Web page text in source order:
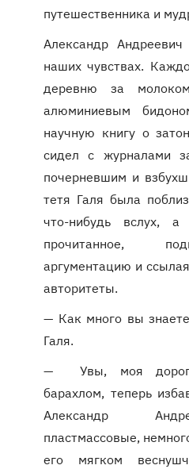
путешественника и
Александр
наших чувствах.
деревню за
алюминиевым
научную книгу о
сидел с журналами
почерневшим и
тетя Галя была
что-нибудь вслух, а
прочитанное,
аргументацию и
авторитеты.
— Как много вы
Галя.
— Увы, моя
барахлом, теперь
Александр
пластмассовые,
его мягком